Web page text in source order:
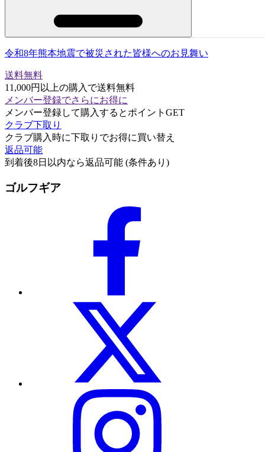
令和8年熊本地震で被災された皆様へのお見舞い
送料無料
11,000円以上の購入で送料無料
メンバー登録でさらにお得に
メンバー登録して購入するとポイントGET
クラブ下取り
クラブ購入時に下取りでお得に買い替え
返品可能
到着後8日以内なら返品可能 (条件あり)
ゴルフギア